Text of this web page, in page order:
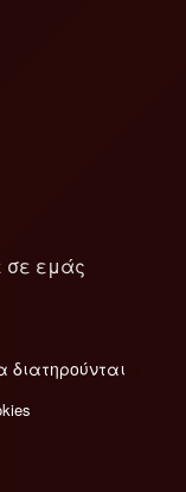
σε εμάς